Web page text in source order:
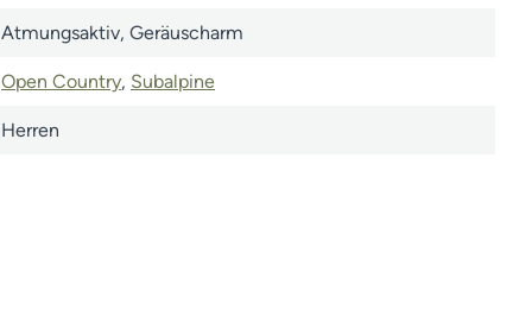
Atmungsaktiv, Geräuscharm
Open Country, Subalpine
Herren